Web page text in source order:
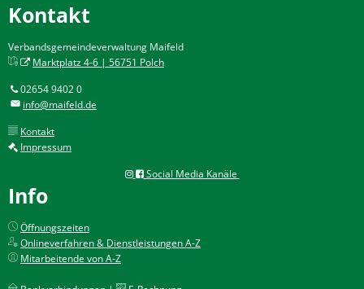
Kontakt
Verbandsgemeindeverwaltung Maifeld
Marktplatz 4-6 | 56751 Polch
02654 9402 0
info@maifeld.de
Kontakt
Impressum
Social Media Kanäle
Info
Öffnungszeiten
Onlineverfahren & Dienstleistungen A-Z
Mitarbeitende von A-Z